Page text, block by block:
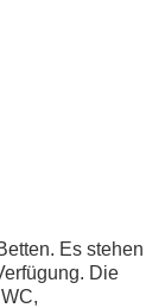
Es stehen
Die